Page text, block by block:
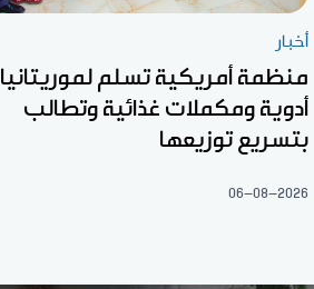
أخبار
منظمة أمريكية تسلم لموريتانيا
أدوية ومكملات غذائية وتطالب
بتسريع توزيعها
06-08-2026